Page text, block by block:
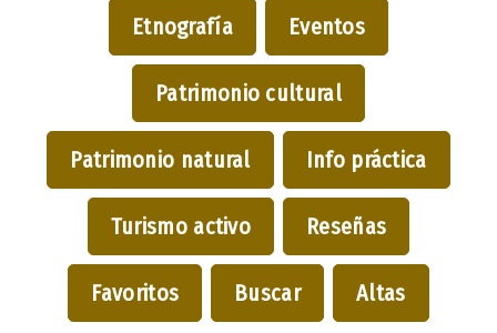
Etnografía Eventos
Patrimonio cultural
Patrimonio natural Info práctica
Turismo activo Reseñas
Favoritos Buscar Altas